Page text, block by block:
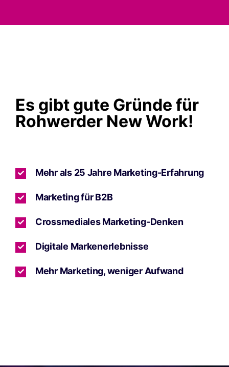
Es gibt gute Gründe für
Rohwerder New Work!
Mehr als 25 Jahre Marketing-Erfahrung
Marketing für B2B
Crossmediales Marketing-Denken
Digitale Markenerlebnisse
Mehr Marketing, weniger Aufwand